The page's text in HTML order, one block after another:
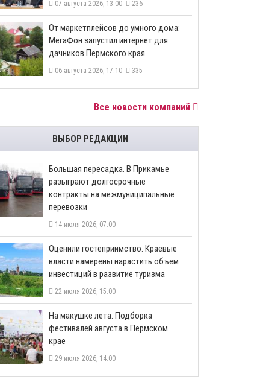
07 августа 2026, 13:00 236
От маркетплейсов до умного дома:
МегаФон запустил интернет для
дачников Пермского края
06 августа 2026, 17:10 335
Все новости компаний
ВЫБОР РЕДАКЦИИ
Большая пересадка. В Прикамье
разыграют долгосрочные
контракты на межмуниципальные
перевозки
14 июля 2026, 07:00
Оценили гостеприимство. Краевые
власти намерены нарастить объем
инвестиций в развитие туризма
22 июля 2026, 15:00
На макушке лета. Подборка
фестивалей августа в Пермском
крае
29 июля 2026, 14:00